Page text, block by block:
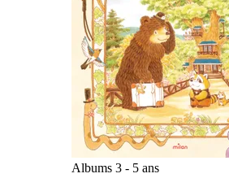
Albums 3 - 5 ans